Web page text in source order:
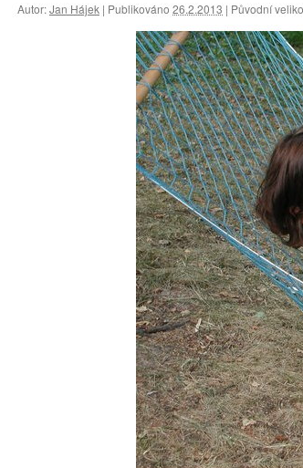
Autor:Jan Hájek | Publikováno 26.2.2013 | Původní